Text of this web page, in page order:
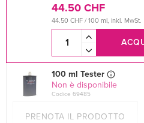
44.50 CHF
44.50 CHF / 100 ml, inkl. MwSt.
100 ml Tester
Non è disponibile
Codice 69485
PRENOTA IL PRODOTTO